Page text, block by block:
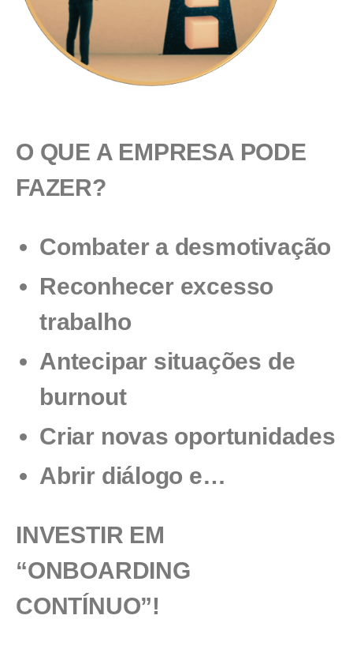
O QUE A EMPRESA PODE
FAZER?
Combater a desmotivação
Reconhecer excesso
trabalho
Antecipar situações de
burnout
Criar novas oportunidades
Abrir diálogo e…
INVESTIR EM
“ONBOARDING
CONTÍNUO”!